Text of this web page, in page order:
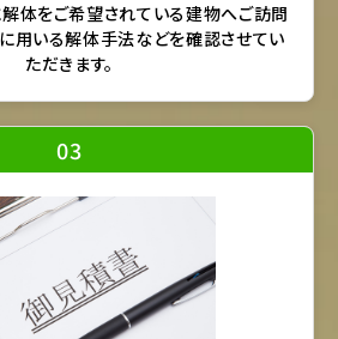
体をご希望されている建物へご訪問
用いる解体手法などを確認させてい
ただきます。
03